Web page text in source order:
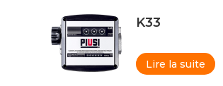
K33
Lire la suite